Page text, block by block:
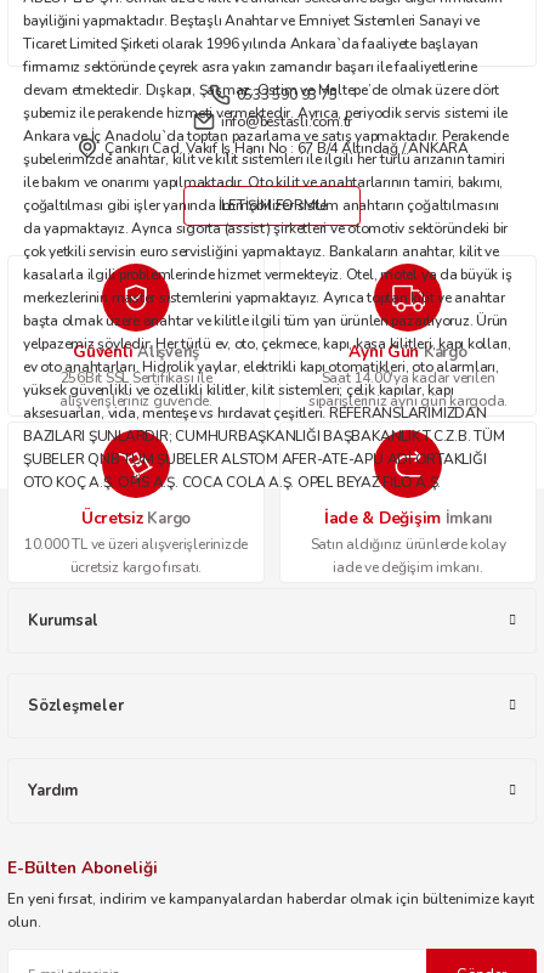
Gönder
bayiliğini yapmaktadır. Beştaşlı Anahtar ve Emniyet Sistemleri Sanayi ve
Ticaret Limited Şirketi olarak 1996 yılında Ankara`da faaliyete başlayan
firmamız sektöründe çeyrek asra yakın zamandır başarı ile faaliyetlerine
devam etmektedir. Dışkapı, Şaşmaz, Ostim ve Maltepe’de olmak üzere dört
şubemiz ile perakende hizmeti vermektedir. Ayrıca, periyodik servis sistemi ile
Ankara ve İç Anadolu`da toptan pazarlama ve satış yapmaktadır. Perakende
şubelerimizde anahtar, kilit ve kilit sistemleri ile ilgili her türlü arızanın tamiri
ile bakım ve onarımı yapılmaktadır. Oto kilit ve anahtarlarının tamiri, bakımı,
çoğaltılması gibi işler yanında immobilizer sistem anahtarın çoğaltılmasını
da yapmaktayız. Ayrıca sigorta (assist) şirketleri ve otomotiv sektöründeki bir
çok yetkili servisin euro servisliğini yapmaktayız. Bankaların anahtar, kilit ve
kasalarla ilgili problemlerinde hizmet vermekteyiz. Otel, motel ya da büyük iş
merkezlerinin master sistemlerini yapmaktayız. Ayrıca toptan kilit ve anahtar
başta olmak üzere anahtar ve kilitle ilgili tüm yan ürünleri pazarlıyoruz. Ürün
yelpazemiz şöyledir: Her türlü ev, oto, çekmece, kapı, kasa kilitleri, kapı kolları,
ev oto anahtarları. Hidrolik yaylar, elektrikli kapı otomatikleri, oto alarmları,
yüksek güvenlikli ve özellikli kilitler, kilit sistemleri; çelik kapılar, kapı
aksesuarları, vida, menteşe vs hırdavat çeşitleri. REFERANSLARIMIZDAN
BAZILARI ŞUNLARDIR; CUMHURBAŞKANLIĞI BAŞBAKANLIK T.C.Z.B. TÜM
ŞUBELER QNB TÜM ŞUBELER ALSTOM AFER-ATE-APU ADİ ORTAKLIĞI
OTO KOÇ A.Ş. OPİS A.Ş. COCA COLA A.Ş. OPEL BEYAZ FİLO A.Ş.
0533 590 93 75
info@bestasli.com.tr
Çankırı Cad. Vakıf İş Hanı No : 67 B/4 Altındağ / ANKARA
İLETİŞİM FORMU
GüvenliAlışveriş
256Bit SSL Sertifikası ile
alışverişleriniz güvende.
Aynı GünKargo
Saat 14.00'ya kadar verilen
siparişleriniz aynı gün kargoda.
Ücretsiz Kargo
10.000 TL ve üzeri alışverişlerinizde
ücretsiz kargo fırsatı.
İade & Değişim İmkanı
Satın aldığınız ürünlerde kolay
iade ve değişim imkanı.
Kurumsal
Sözleşmeler
Yardım
E-Bülten Aboneliği
En yeni fırsat, indirim ve kampanyalardan haberdar olmak için bültenimize kayıt
olun.